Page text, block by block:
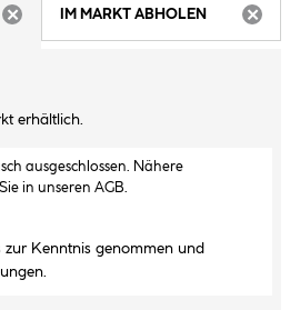
IM MARKT ABHOLEN
erhältlich.
ausgeschlossen. Nähere
in unseren AGB
zur Kenntnis genommen und